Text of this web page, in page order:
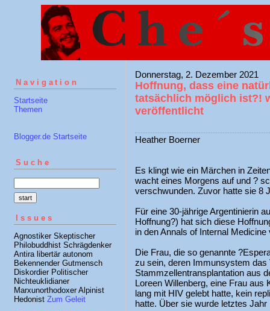
Navigation
Startseite
Themen
Blogger.de Startseite
Suche
Issues
Agnostiker Skeptischer
Philobuddhist Schrägdenker
Antira libertär autonom
Bekennender Gutmensch
Diskordier Politischer
Nichteuklidianer
Marxunorthodoxer Alpinist
Hedonist Zum Geleit
Donnerstag, 2. Dezember 2021
Hoffnung, dass eine
tatsächlich möglich ist?!
veröffentlicht
Heather Boerner
Es klingt wie ein Märchen in
wacht eines Morgens auf und ?
verschwunden. Zuvor hatte sie 8
Für eine 30-jährige Argentinierin
Hoffnung?) hat sich diese
in den Annals of Internal Medicine
Die Frau, die so genannte
zu sein, deren Immunsystem das
Stammzellentransplantation aus
Loreen Willenberg, eine Frau aus
lang mit HIV gelebt hatte, kein
hatte. Über sie wurde letztes Jahr